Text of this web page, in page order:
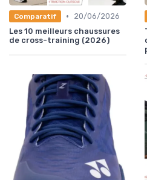
Comparatif •
20/06/2026
Les 10 meilleurs chaussures
de cross-training (2026)